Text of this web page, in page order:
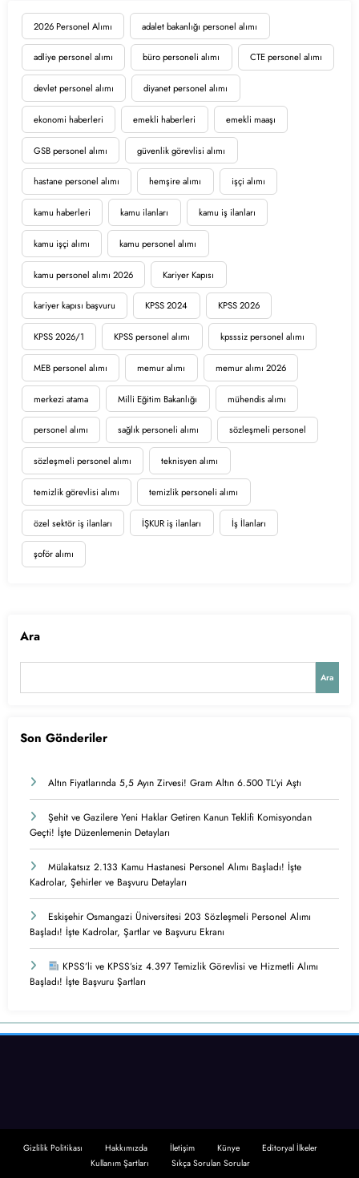
2026 Personel Alımı adalet bakanlığı personel alımı
adliye personel alımı büro personeli alımı CTE personel alımı
devlet personel alımı diyanet personel alımı
ekonomi haberleri emekli haberleri emekli maaşı
GSB personel alımı güvenlik görevlisi alımı
hastane personel alımı hemşire alımı işçi alımı
kamu haberleri kamu ilanları kamu iş ilanları
kamu işçi alımı kamu personel alımı
kamu personel alımı 2026 Kariyer Kapısı
kariyer kapısı başvuru KPSS 2024 KPSS 2026
KPSS 2026/1 KPSS personel alımı kpsssiz personel alımı
MEB personel alımı memur alımı memur alımı 2026
merkezi atama Milli Eğitim Bakanlığı mühendis alımı
personel alımı sağlık personeli alımı sözleşmeli personel
sözleşmeli personel alımı teknisyen alımı
temizlik görevlisi alımı temizlik personeli alımı
özel sektör iş ilanları İŞKUR iş ilanları İş İlanları
şoför alımı
Ara
Ara
Son Gönderiler
Altın Fiyatlarında 5,5 Ayın Zirvesi! Gram Altın 6.500 TL’yi Aştı
Şehit ve Gazilere Yeni Haklar Getiren Kanun Teklifi Komisyondan
Geçti! İşte Düzenlemenin Detayları
Mülakatsız 2.133 Kamu Hastanesi Personel Alımı Başladı! İşte
Kadrolar, Şehirler ve Başvuru Detayları
Eskişehir Osmangazi Üniversitesi 203 Sözleşmeli Personel Alımı
Başladı! İşte Kadrolar, Şartlar ve Başvuru Ekranı
KPSS’li ve KPSS’siz 4.397 Temizlik Görevlisi ve Hizmetli Alımı
Başladı! İşte Başvuru Şartları
Gizlilik Politikası Hakkımızda İletişim Künye
Editoryal İlkeler
Kullanım Şartları
Sıkça Sorulan Sorular